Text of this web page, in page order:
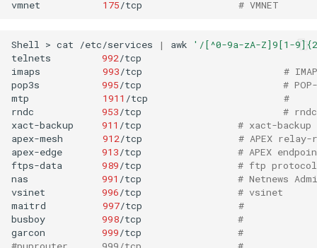
vmnet
175/tcp # VMNET
Shell > cat /etc/services | awk
'/[^0-9a-zA-Z]9[1-
telnets
992/tcp
imaps
993/tcp
#
pop3s
995/tcp
#
mtp
1911 /tcp
#
rndc
953/tcp
#
xact-backup
911 /tcp
# xact-backup
apex-mesh
912/tcp
# APEX
apex-edge
913/tcp
# APEX
ftps-data
989/tcp
# ftp
nas
991 /tcp
# Netnews
vsinet
996/tcp
# vsinet
maitrd
997/tcp
#
busboy
998/tcp
#
garcon
999/tcp
#